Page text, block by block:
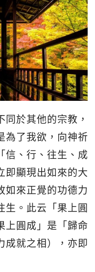
於其他的宗教，
為了我欲，向神祈
信、行、往生、成
即顯現出如來的大
如來正覺的功德力
生。此云「果上圓
上圓成」是「歸命
成就之相），亦即